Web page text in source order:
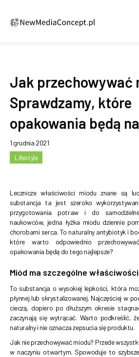
Jak przechowywać
Sprawdzamy, które
opakowania będą
1 grudnia 2021
Lifestyle
Lecznicze właściwości miodu znane są
substancja ta jest szeroko
przygotowania potraw i do
naukowców, jedna łyżka miodu dziennie
chorobami serca. To naturalny antybiotyk i
które warto odpowiednio
opakowania będą do tego najlepsze?
Miód ma szczególne właściwości
To substancja o wysokiej lepkości, która
płynnej lub skrystalizowanej. Najczęściej w
cieczą, dopiero po dłuższym okresie
zaczynają się wytrącać. Warto podkreślić,
naturalny i nie oznacza zepsucia się produktu.
Jak nie przechowywać miodu? Przede
w naczyniu otwartym. Spowoduje to